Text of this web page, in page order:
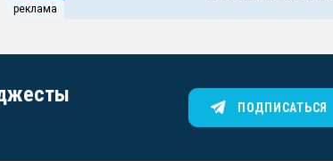
реклама
ПОДПИСАТЬСЯ